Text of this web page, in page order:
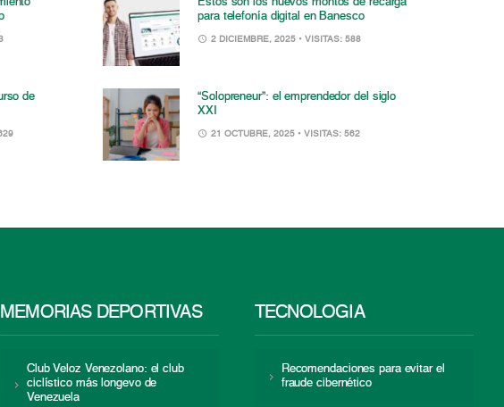
para telefonía digital en Banesco
2 DICIEMBRE, 2025 • VISITAS: 588
de
“Solopreneur”: el emprendedor del siglo
XXI
21 OCTUBRE, 2025 • VISITAS: 562
MEMORIAS DEPORTIVAS
Club Veloz Venezolano: el club
ciclístico más longevo de
Venezuela
TECNOLOGÍA
Recomendaciones para evitar el
fraude cibernético